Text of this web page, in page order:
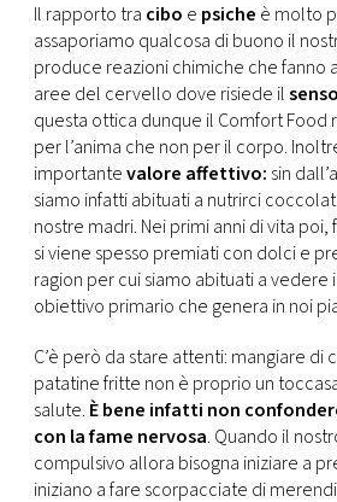
Il rapporto tra cibo e psiche è molto
assaporiamo qualcosa di buono il
produce reazioni chimiche che fanno
aree del cervello dove risiede il
questa ottica dunque il Comfort Food
per l’anima che non per il corpo.
importantevalore affettivo: sin
siamo infatti abituati a nutrirci
nostre madri. Nei primi anni di vita poi,
si viene spesso premiati con dolci e
ragion per cui siamo abituati a
obiettivo primario che genera in noi
C’è però da stare attenti: mangiare di
patatine fritte non è proprio un
salute. È bene infatti non
con la fame nervosa. Quando il
compulsivo allora bisogna iniziare a
iniziano a fare scorpacciate di